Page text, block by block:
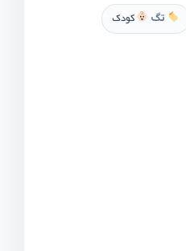
تگ کودک